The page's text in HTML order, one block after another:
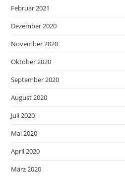
Februar 2021
Dezember 2020
November 2020
Oktober 2020
September 2020
August 2020
Juli 2020
Mai 2020
April 2020
März 2020